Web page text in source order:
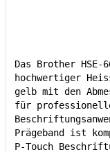
Das Brother
hochwertiger
gelb mit den
für professionelle
Prägeband ist
P-Touch